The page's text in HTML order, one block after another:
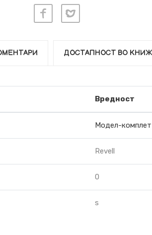
ДОСТАПНОСТ ВО
Вредност
Модел-комплет
Revell
0
s